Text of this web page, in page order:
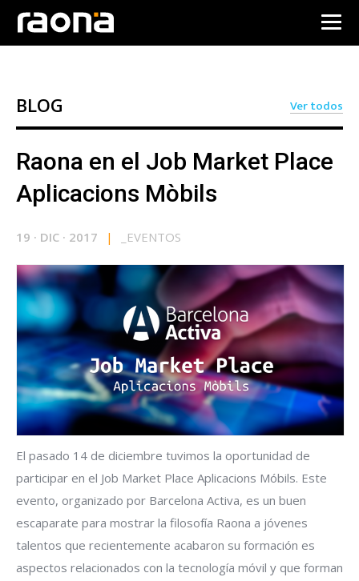
BLOG Ver todos
Raona en el Job Market Place
Aplicacions Mòbils
19 · DIC · 2017 | EVENTOS
El pasado 14 de diciembre tuvimos la oportunidad de
participar en el Job Market Place Aplicacions Móbils. Este
evento, organizado por Barcelona Activa, es un buen
escaparate para mostrar la filosofía Raona a jóvenes
talentos que recientemente acabaron su formación es
aspectos relacionados con la tecnología móvil y que forman